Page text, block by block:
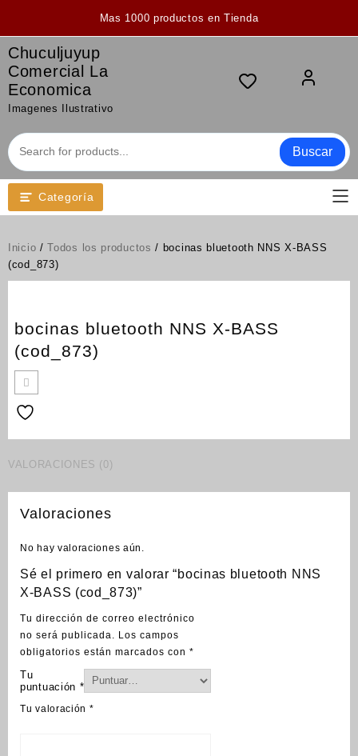
Mas 1000 productos en Tienda
Chuculjuyup
Comercial La
Economica
Imagenes Ilustrativo
Buscar
Categoría
Inicio /Todos los productos / bocinas bluetooth NNS X-BASS
(cod_873)
bocinas bluetooth NNS X-BASS
(cod_873)
VALORACIONES (0)
Valoraciones
No hay valoraciones aún.
Sé el primero en valorar “bocinas bluetooth NNS
X-BASS (cod_873)”
Tu dirección de correo electrónico
no será publicada.
Los campos
obligatorios están marcados con *
Tu
puntuación *
Tu valoración *